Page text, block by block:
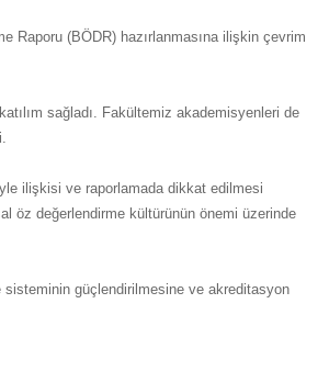
Raporu (BÖDR) hazırlanmasına ilişkin çevrim
sağladı. Fakültemiz akademisyenleri de
ilişkisi ve raporlamada dikkat edilmesi
öz değerlendirme kültürünün önemi üzerinde
sisteminin güçlendirilmesine ve akreditasyon